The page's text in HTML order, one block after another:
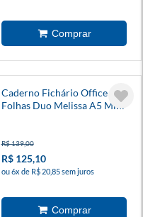
Caderno Fichário Office 80
Folhas Duo Melissa A5 Mini
R$ 139,00
R$ 125,10
ou 6x de R$ 20,85 sem juros